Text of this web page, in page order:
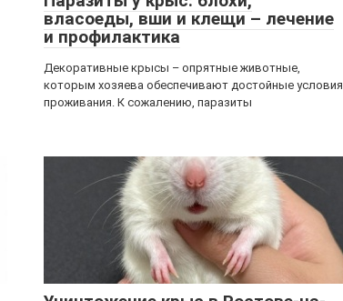
власоеды, вши и клещи – лечение
и профилактика
Декоративные крысы – опрятные животные,
которым хозяева обеспечивают достойные условия
проживания. К сожалению, паразиты